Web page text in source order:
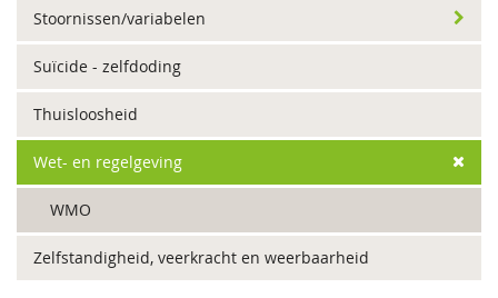
Stoornissen/variabelen
Suïcide - zelfdoding
Thuisloosheid
Wet- en regelgeving
WMO
Zelfstandigheid, veerkracht en weerbaarheid